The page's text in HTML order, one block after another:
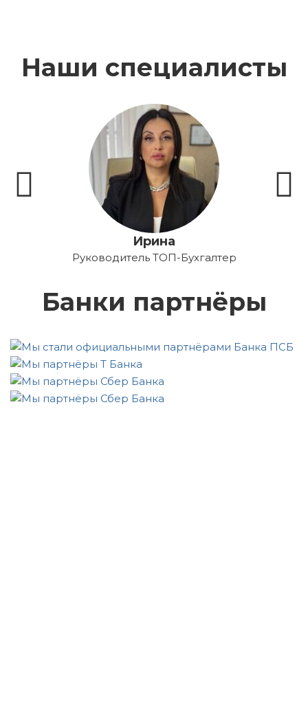
Наши специалисты
Ирина
Руководитель ТОП-Бухгалтер
Банки партнёры